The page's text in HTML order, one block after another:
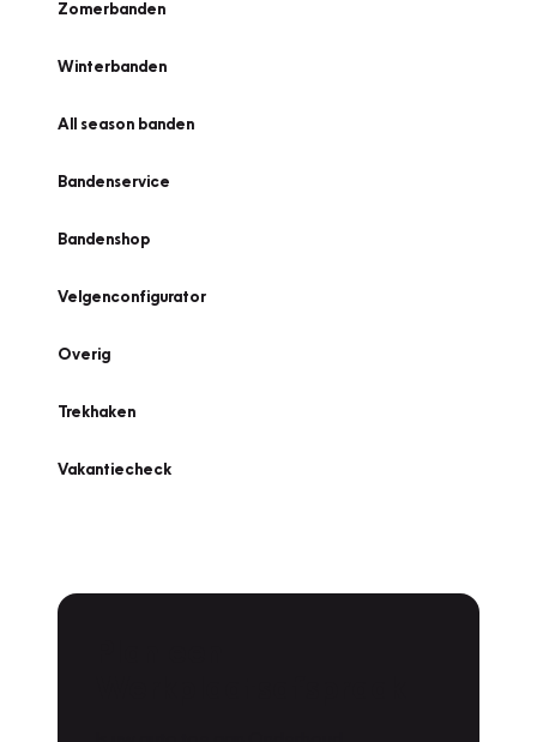
Zomerbanden
Winterbanden
All season banden
Bandenservice
Bandenshop
Velgenconfigurator
Overig
Trekhaken
Vakantiecheck